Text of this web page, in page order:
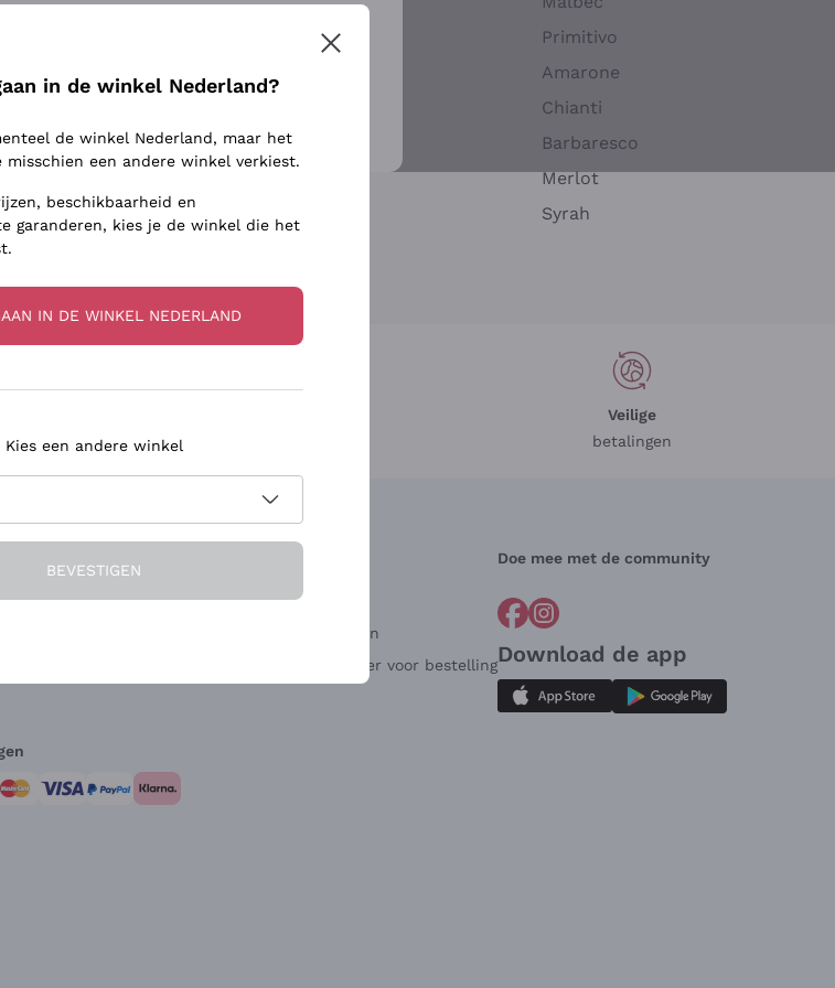
Frati
Chardonnay
Sauvignon
Primitivo
Amarone
Chianti
Barbaresco
Merlot
Syrah
Veilige
betalingen
Klantenservice
Verkoopvoorwaarden
Herroepingsformulier voor bestelling
Doe mee met de community
Download de app
Privacybeleid
in de winkel Nederland?
de winkel Nederland, maar het
een andere winkel verkiest.
beschikbaarheid en
garanderen, kies je de winkel die het
IN DE WINKEL NEDERLAND
Kies een andere winkel
BEVESTIGEN